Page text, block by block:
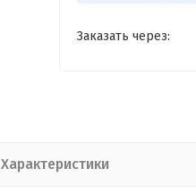
Заказать через:
Характеристики